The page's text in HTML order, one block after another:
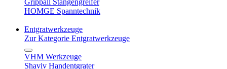
Grippall Stangengreifer
HOMGE Spanntechnik
Entgratwerkzeuge
Zur Kategorie Entgratwerkzeuge
VHM Werkzeuge
Shaviv Handentgrater